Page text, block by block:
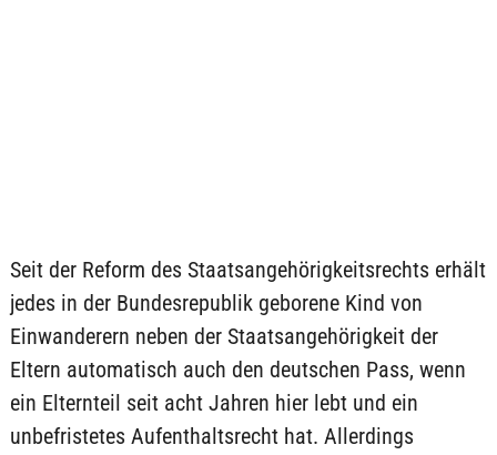
Seit der Reform des Staatsangehörigkeitsrechts erhält
jedes in der Bundesrepublik geborene Kind von
Einwanderern neben der Staatsangehörigkeit der
Eltern automatisch auch den deutschen Pass, wenn
ein Elternteil seit acht Jahren hier lebt und ein
unbefristetes Aufenthaltsrecht hat. Allerdings